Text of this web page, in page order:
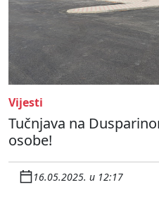
Vijesti
Tučnjava na
osobe!
16.05.2025. u 12:17